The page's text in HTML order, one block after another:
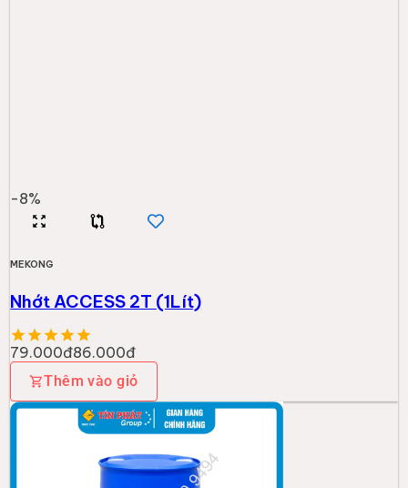
-8%
MEKONG
Nhớt ACCESS 2T (1Lít)
79.000đ86.000đ
Thêm vào giỏ